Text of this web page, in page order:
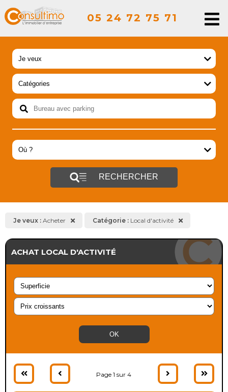
05 24 72 75 71
RECHERCHER
Je veux : Acheter Catégorie : Local d'activité
ACHAT LOCAL D'ACTIVITÉ
Page 1 sur 4